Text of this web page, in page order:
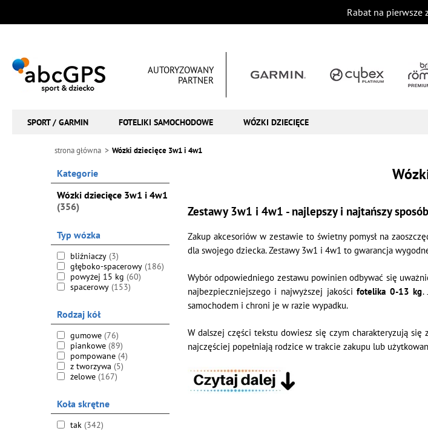
Rabat na pierwsze
AUTORYZOWANY
PARTNER
SPORT / GARMIN FOTELIKI SAMOCHODOWE WÓZKI DZIECIĘCE
strona główna Wózki dziecięce 3w1 i 4w1
Kategorie
Wózki dziecięce 3w1 i 4w1
(356)
Typ wózka
bliźniaczy (3)
głęboko-spacerowy (186)
powyżej 15 kg (60)
spacerowy (153)
Rodzaj kół
gumowe (76)
piankowe (89)
pompowane (4)
z tworzywa (5)
żelowe (167)
Koła skrętne
tak (342)
Zestawy 3w1 i 4w1 - najlepszy i najtańszy
Zakup akcesoriów w zestawie to świetny pomysł na
dla swojego dziecka. Zestawy 3w1 i 4w1 to gwarancja
Wybór odpowiedniego zestawu powinien odbywać się
najbezpieczniejszego i najwyższej jakościfotelika 0-13 kg.
samochodem i chroni je w razie wypadku.
W dalszej części tekstu dowiesz się czym charakteryzują
najczęściej popełniają rodzice w trakcie zakupu lub